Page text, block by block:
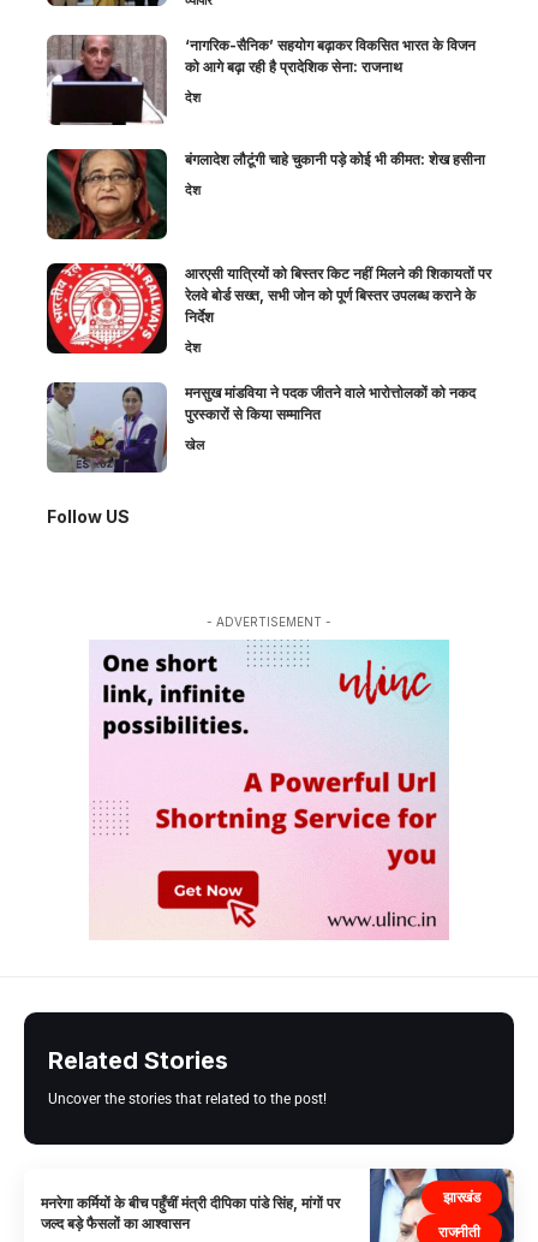
‘नागरिक-सैनिक’ सहयोग बढ़ाकर विकसित भारत के विजन
को आगे बढ़ा रही है प्रादेशिक सेना: राजनाथ
देश
बंगलादेश लौटूंगी चाहे चुकानी पड़े कोई भी कीमत: शेख हसीना
देश
आरएसी यात्रियों को बिस्तर किट नहीं मिलने की शिकायतों पर
रेलवे बोर्ड सख्त, सभी जोन को पूर्ण बिस्तर उपलब्ध कराने के
निर्देश
देश
मनसुख मांडविया ने पदक जीतने वाले भारोत्तोलकों को नकद
पुरस्कारों से किया सम्मानित
खेल
Follow US
- ADVERTISEMENT -
Related Stories
Uncover the stories that related to the post!
झारखंड
राजनीती
मनरेगा कर्मियों के बीच पहुँचीं मंत्री दीपिका पांडे सिंह, मांगों पर
जल्द बड़े फैसलों का आश्वासन